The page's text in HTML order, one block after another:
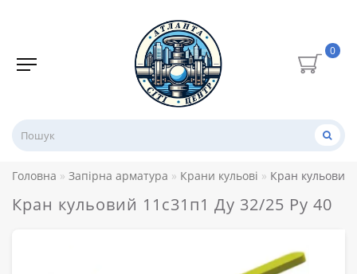
0
Головна Запірна арматура Крани кульові Кран кульовий
Кран кульовий 11с31п1 Ду 32/25 Ру 40